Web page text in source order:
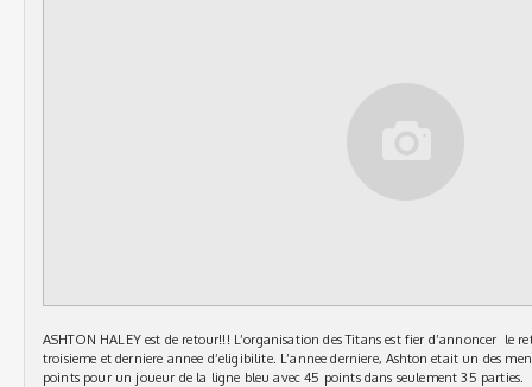
ASHTON HALEY est de retour!!! L’organisation des Titans est fier d’annoncer le
troisieme et derniere annee d’eligibilite. L’annee derniere, Ashton etait un des
points pour un joueur de la ligne bleu avec 45 points dans seulement 35 parties.